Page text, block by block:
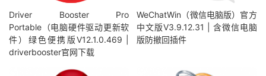
Driver Booster Pro
Portable（电脑硬件驱动更新软
件）绿色便携版V12.1.0.469 |
driverbooster官网下载
WeChatWin（微信电脑版）官方
中文版V3.9.12.31 | 含微信电脑
版防撤回插件